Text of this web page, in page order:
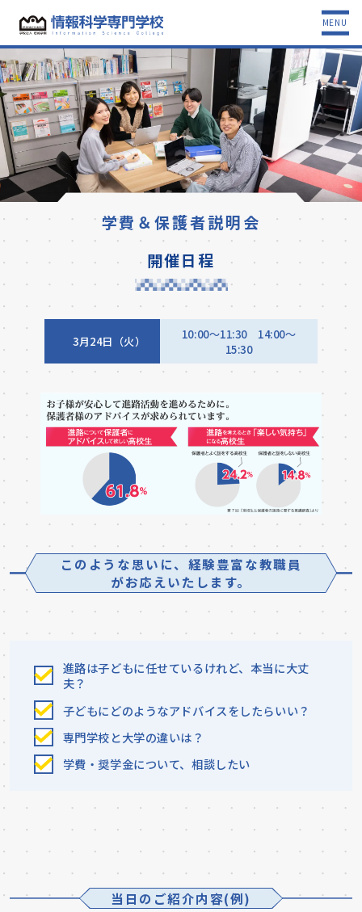
MENU
学費＆保護者説明会
開催日程
3月24日（火）
10:00～11:30 14:00〜
15:30
このような思いに、経験豊富な教職員
がお応えいたします。
進路は子どもに任せているけれど、本当に大丈
夫？
子どもにどのようなアドバイスをしたらいい？
専門学校と大学の違いは？
学費・奨学金について、相談したい
当日のご紹介内容(例)